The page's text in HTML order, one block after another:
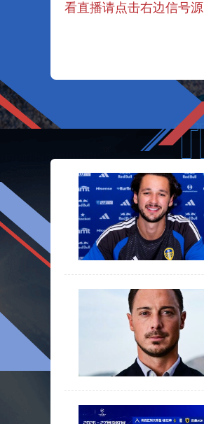
看直播请点击右边信号源